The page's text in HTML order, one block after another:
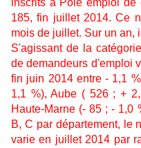
inscrits à Pôle emploi de
185, fin juillet 2014. Ce
mois de juillet. Sur un an,
S'agissant de la
de demandeurs d'emploi
fin juin 2014 entre - 1,1
1,1 %), Aube ( 526 ; +
Haute-Marne (- 85 ; - 1,0
B, C par département, le
varie en juillet 2014 par